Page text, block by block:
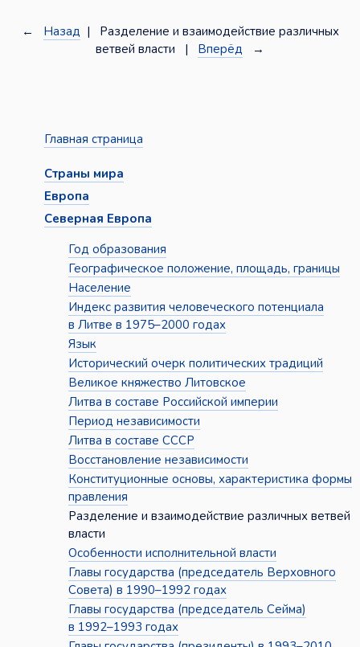
← Назад | Разделение и взаимодействие различных
ветвей власти | Вперёд →
Главная страница
Страны мира
Европа
Северная Европа
Год образования
Географическое положение, площадь, границы
Население
Индекс развития человеческого потенциала
в Литве в 1975–2000 годах
Язык
Исторический очерк политических традиций
Великое княжество Литовское
Литва в составе Российской империи
Период независимости
Литва в составе СССР
Восстановление независимости
Конституционные основы, характеристика формы
правления
Разделение и взаимодействие различных ветвей
власти
Особенности исполнительной власти
Главы государства (председатель Верховного
Совета) в 1990–1992 годах
Главы государства (председатель Сейма)
в 1992–1993 годах